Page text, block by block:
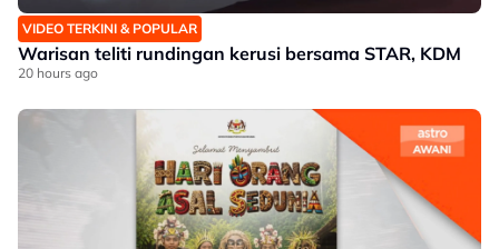
VIDEO TERKINI & POPULAR
Warisan teliti rundingan kerusi bersama STAR, KDM
20 hours ago